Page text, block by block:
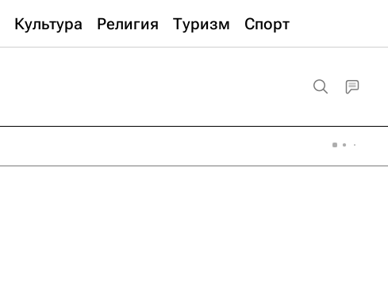
Культура Религия Туризм Спорт